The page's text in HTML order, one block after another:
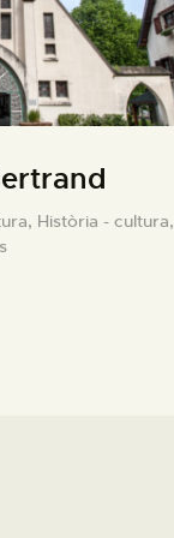
Història - cultura,